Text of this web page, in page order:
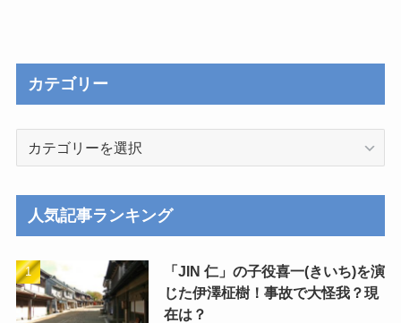
カテゴリー
ー
人気記事ランキング
「JIN 仁」の子役喜一(きいち)を演
じた伊澤柾樹！事故で大怪我？現
在は？